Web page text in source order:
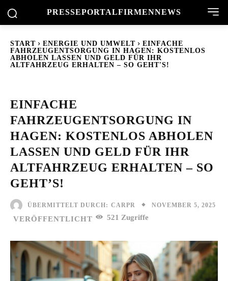
PRESSEPORTALFIRMENNEWS
START ENERGIE UND UMWELT
EINFACHE
FAHRZEUGENTSORGUNG IN HAGEN: KOSTENLOS
ABHOLEN LASSEN UND GELD FÜR IHR
ALTFAHRZEUG ERHALTEN – SO GEHT'S!
EINFACHE
FAHRZEUGENTSORGUNG IN
HAGEN: KOSTENLOS ABHOLEN
LASSEN UND GELD FÜR IHR
ALTFAHRZEUG ERHALTEN – SO
GEHT’S!
ÜBERMITTELT DURCH: CARPR NOVEMBER 5, 2025
VERÖFFENTLICHT 521 Zugriffe